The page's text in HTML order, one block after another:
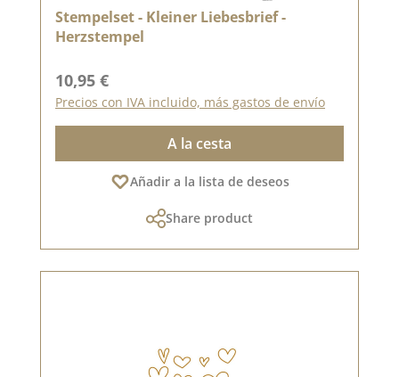
Stempelset - Kleiner Liebesbrief -
Herzstempel
Precio normal:
10,95 €
Precios con IVA incluido, más gastos de envío
A la cesta
Añadir a la lista de deseos
Share product